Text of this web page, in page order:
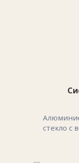
стекло с